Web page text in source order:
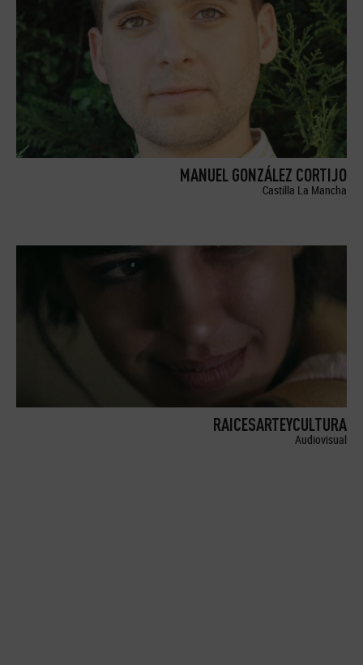
MANUEL GONZÁLEZ CORTIJO
Castilla La Mancha
RAICESARTEYCULTURA
Audiovisual